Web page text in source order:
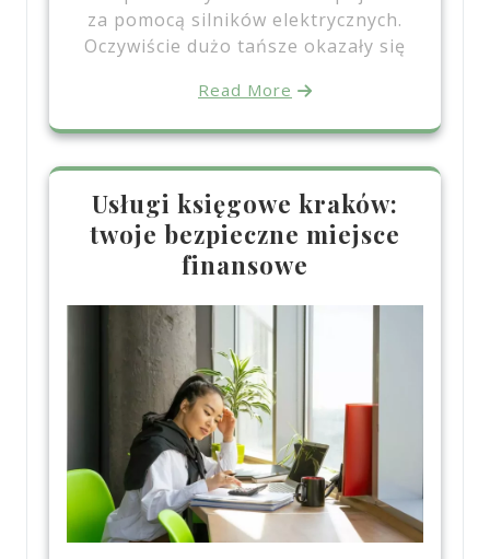
za pomocą silników elektrycznych.
Oczywiście dużo tańsze okazały się
Read More
Usługi księgowe kraków:
twoje bezpieczne miejsce
finansowe